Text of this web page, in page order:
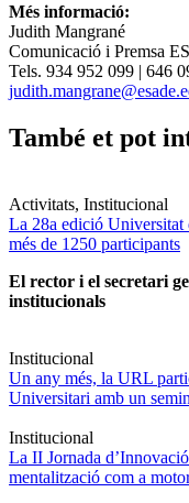
Més informació:
Judith Mangrané
Comunicació i Premsa
Tels. 934 952 099 | 646
També et pot
Activitats, Institucional
La 28a edició
més de 1250 participants
El rector i el secretari
institucionals
Institucional
Un any més, la URL
Universitari amb un
Institucional
La II Jornada
mentalització com a